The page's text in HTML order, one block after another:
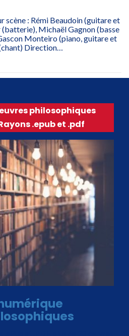
scène : Rémi Beaudoin (guitare et
Michaël Gagnon (basse
Monteiro (piano, guitare et
Direction…
philosophiques
.epub et .pdf